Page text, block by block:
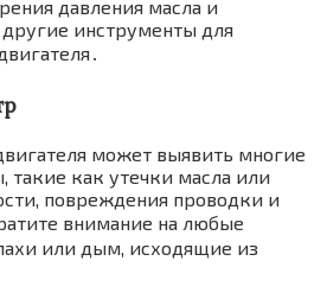
давления масла и
инструменты для
может выявить многие
как утечки масла или
повреждения проводки и
внимание на любые
или дым, исходящие из